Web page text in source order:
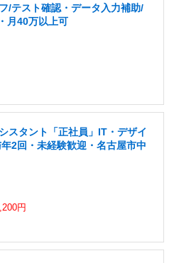
/テスト確認・データ入力補助/
月40万以上可
スタント「正社員」IT・デザイ
2回・未経験歓迎・名古屋市中
円